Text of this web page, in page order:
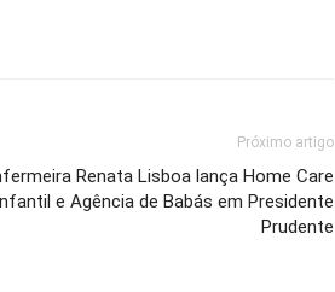
Próximo artigo
Renata Lisboa lança Home Care
Infantil e Agência de Babás em Presidente
Prudente